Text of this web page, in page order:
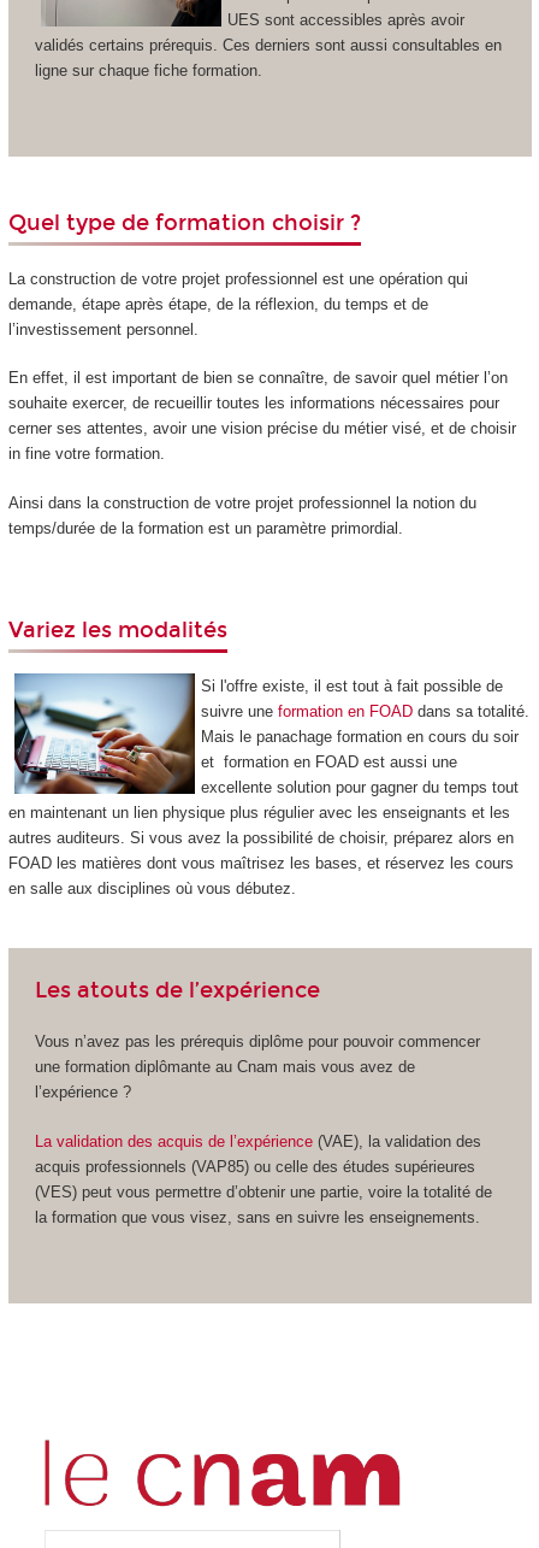
UES sont accessibles après avoir
validés certains prérequis. Ces derniers sont aussi consultables en
ligne sur chaque fiche formation.
Quel type de formation choisir ?
La construction de votre projet professionnel est une opération qui
demande, étape après étape, de la réflexion, du temps et de
l’investissement personnel.
En effet, il est important de bien se connaître, de savoir quel métier l’on
souhaite exercer, de recueillir toutes les informations nécessaires pour
cerner ses attentes, avoir une vision précise du métier visé, et de choisir
in fine votre formation.
Ainsi dans la construction de votre projet professionnel la notion du
temps/durée de la formation est un paramètre primordial.
Variez les modalités
Si l'offre existe, il est tout à fait possible de
suivre une formation en FOADdans sa totalité.
Mais le panachage formation en cours du soir
et formation en FOADest aussi une
excellente solution pour gagner du temps tout
en maintenant un lien physique plus régulier avec les enseignants et les
autres auditeurs. Si vous avez la possibilité de choisir, préparez alors en
FOADles matières dont vous maîtrisez les bases, et réservez les cours
en salle aux disciplines où vous débutez.
Les atouts de l’expérience
Vous n’avez pas les prérequis diplôme pour pouvoir commencer
une formation diplômante au Cnam mais vous avez de
l’expérience ?
La validation des acquis de l’expérience(VAE), la validation des
acquis professionnels (VAP85) ou celle des études supérieures
(VES) peut vous permettre d’obtenir une partie, voire la totalité de
la formation que vous visez, sans en suivre les enseignements.